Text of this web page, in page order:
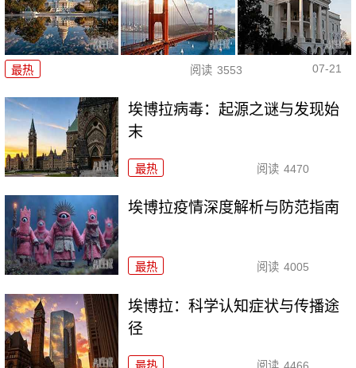
最热 阅读 3553 07-21
埃博拉病毒：起源之谜与发现始
末
最热 阅读 4470
埃博拉疫情深度解析与防范指南
最热 阅读 4005
埃博拉：科学认知症状与传播途
径